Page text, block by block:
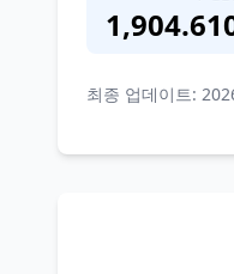
최종 업데이트: